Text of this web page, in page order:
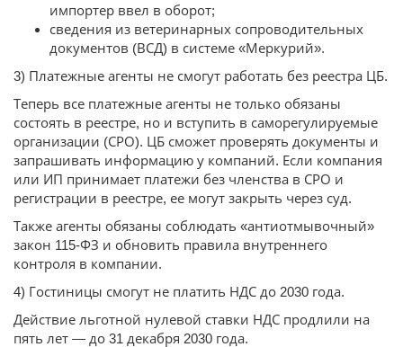
импортер ввел в оборот;
сведения из ветеринарных сопроводительных
документов (ВСД) в системе «Меркурий».
3) Платежные агенты не смогут работать без реестра ЦБ.
Теперь все платежные агенты не только обязаны
состоять в реестре, но и вступить в саморегулируемые
организации (СРО). ЦБ сможет проверять документы и
запрашивать информацию у компаний. Если компания
или ИП принимает платежи без членства в СРО и
регистрации в реестре, ее могут закрыть через суд.
Также агенты обязаны соблюдать «антиотмывочный»
закон 115-ФЗ и обновить правила внутреннего
контроля в компании.
4) Гостиницы смогут не платить НДС до 2030 года.
Действие льготной нулевой ставки НДС продлили на
пять лет — до 31 декабря 2030 года.